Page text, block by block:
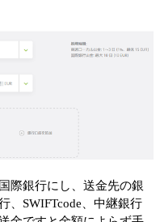
際銀行にし、送金先の銀
、SWIFTcode、中継銀行